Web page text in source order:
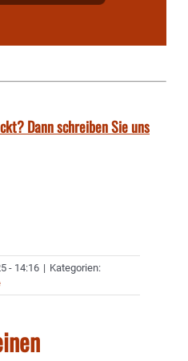
Dann schreiben Sie uns
- 14:16 | Kategorien: